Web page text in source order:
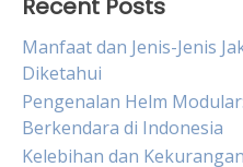
Recent Posts
Manfaat dan Jenis-Jenis
Diketahui
Pengenalan Helm
Berkendara di Indonesia
Kelebihan dan